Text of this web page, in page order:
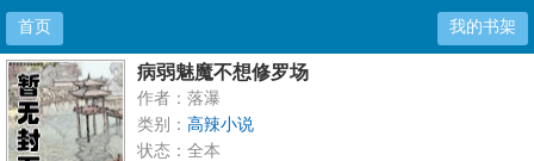
首页 我的书架
病弱魅魔不想修罗场
作者：落瀑
类别： 高辣小说
状态：全本